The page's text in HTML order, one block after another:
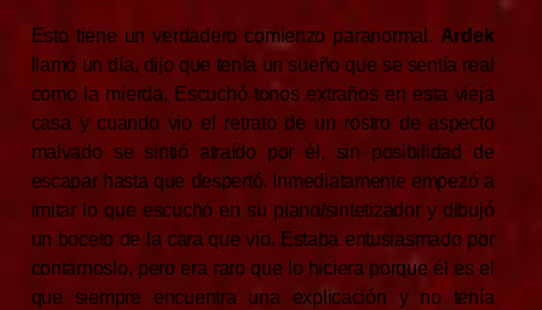
Esto tiene un verdadero comienzo paranormal. Ardek
llamó un día, dijo que tenía un sueño que se sentía real
como la mierda. Escuchó tonos extraños en esta vieja
casa y cuando vio el retrato de un rostro de aspecto
malvado se sintió atraído por él, sin posibilidad de
escapar hasta que despertó. Inmediatamente empezó a
imitar lo que escuchó en su piano/sintetizador y dibujó
un boceto de la cara que vio. Estaba entusiasmado por
contárnoslo, pero era raro que lo hiciera porque él es el
que siempre encuentra una explicación y no tenía